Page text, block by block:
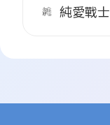
純愛戰士